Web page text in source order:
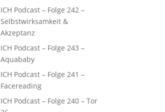
ICH Podcast – Folge 242 –
Selbstwirksamkeit &
Akzeptanz
ICH Podcast – Folge 243 –
Aquababy
ICH Podcast – Folge 241 –
Facereading
ICH Podcast – Folge 240 – Tor